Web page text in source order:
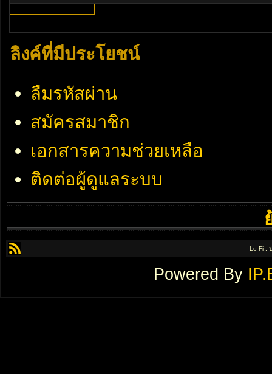
ลิงค์ที่มีประโยชน์
ลืมรหัสผ่าน
สมัครสมาชิก
เอกสารความช่วยเหลือ
ติดต่อผู้ดูแลระบบ
Lo-Fi ;
Powered By